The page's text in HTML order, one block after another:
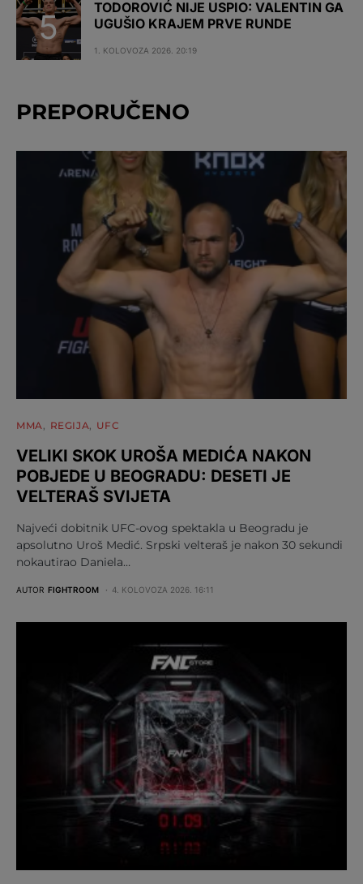
TODOROVIĆ NIJE USPIO: VALENTIN GA
UGUŠIO KRAJEM PRVE RUNDE
1. KOLOVOZA 2026. 20:19
PREPORUČENO
MMA REGIJA UFC
VELIKI SKOK UROŠA MEDIĆA NAKON
POBJEDE U BEOGRADU: DESETI JE
VELTERAŠ SVIJETA
Najveći dobitnik UFC-ovog spektakla u Beogradu je
apsolutno Uroš Medić. Srpski velteraš je nakon 30 sekundi
nokautirao Daniela…
AUTOR FIGHTROOM 4. KOLOVOZA 2026. 16:11